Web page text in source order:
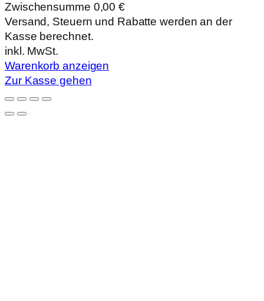
Produkte
im
Warenkorb
Zwischensumme 0,00 €
Versand, Steuern und Rabatte werden an der
Kasse berechnet.
inkl. MwSt.
Warenkorb anzeigen
Zur Kasse gehen